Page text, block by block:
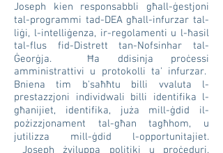
Joseph kien responsabbli għall-ġestjoni
tal-programmi tad-DEA għall-infurzar tal-
liġi, l-intelliġenza, ir-regolamenti u l-ħasil
tal-flus fid-Distrett tan-Nofsinhar tal-
Ġeorġja. Ħa ddisinja proċessi
amministrattivi u protokolli ta' infurzar.
Bniena tim b'saħħtu billi vvaluta l-
prestazzjoni individwali billi identifika l-
għanijiet, identifika, juża mill-ġdid il-
pożizzjonament tal-għan tagħhom, u
jutilizza mill-ġdid l-opportunitajiet.
Joseph żviluppa politiki u proċeduri,